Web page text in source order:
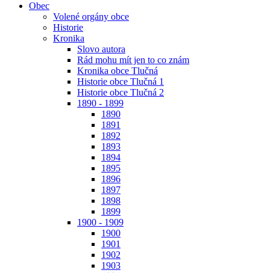
Obec
Volené orgány obce
Historie
Kronika
Slovo autora
Rád mohu mít jen to co znám
Kronika obce Tlučná
Historie obce Tlučná 1
Historie obce Tlučná 2
1890 - 1899
1890
1891
1892
1893
1894
1895
1896
1897
1898
1899
1900 - 1909
1900
1901
1902
1903